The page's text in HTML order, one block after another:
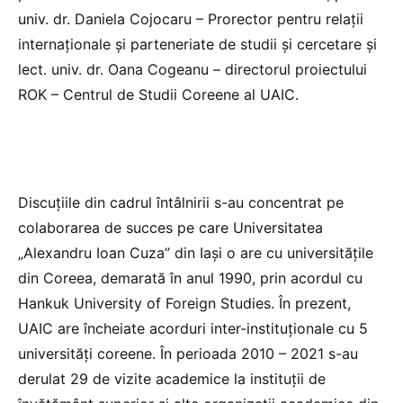
univ. dr. Daniela Cojocaru – Prorector pentru relaţii
internaţionale şi parteneriate de studii şi cercetare și
lect. univ. dr. Oana Cogeanu – directorul proiectului
ROK – Centrul de Studii Coreene al UAIC.
Discuțiile din cadrul întâlnirii s-au concentrat pe
colaborarea de succes pe care Universitatea
„Alexandru Ioan Cuza” din Iași o are cu universitățile
din Coreea, demarată în anul 1990, prin acordul cu
Hankuk University of Foreign Studies. În prezent,
UAIC are încheiate acorduri inter-instituționale cu 5
universități coreene. În perioada 2010 – 2021 s-au
derulat 29 de vizite academice la instituții de